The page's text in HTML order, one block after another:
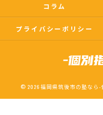
コラム
プライバシーポリシー
© 2026 福岡県筑後市の塾なら-個